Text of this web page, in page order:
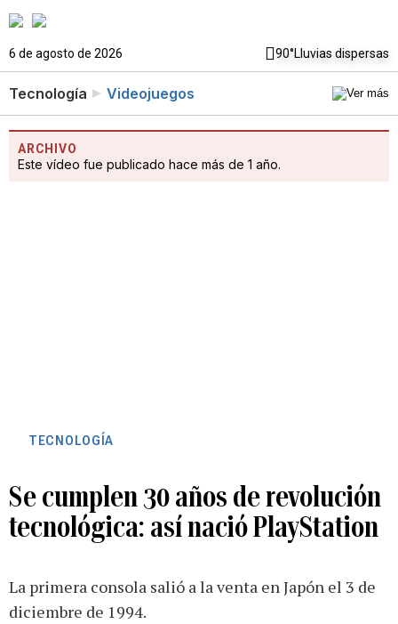
6 de agosto de 2026 90°Lluvias dispersas
Tecnología Videojuegos
ARCHIVO
Este vídeo fue publicado hace más de 1 año.
TECNOLOGÍA
Se cumplen 30 años de revolución
tecnológica: así nació PlayStation
La primera consola salió a la venta en Japón el 3 de
diciembre de 1994.